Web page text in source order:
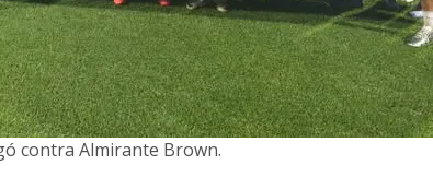
contra Almirante Brown.